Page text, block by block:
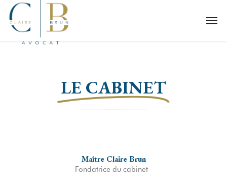
LE CABINET
Maître Claire Brun
Fondatrice du cabinet